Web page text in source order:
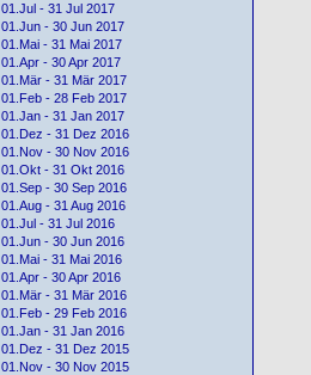
01.Jul - 31 Jul 2017
01.Jun - 30 Jun 2017
01.Mai - 31 Mai 2017
01.Apr - 30 Apr 2017
01.Mär - 31 Mär 2017
01.Feb - 28 Feb 2017
01.Jan - 31 Jan 2017
01.Dez - 31 Dez 2016
01.Nov - 30 Nov 2016
01.Okt - 31 Okt 2016
01.Sep - 30 Sep 2016
01.Aug - 31 Aug 2016
01.Jul - 31 Jul 2016
01.Jun - 30 Jun 2016
01.Mai - 31 Mai 2016
01.Apr - 30 Apr 2016
01.Mär - 31 Mär 2016
01.Feb - 29 Feb 2016
01.Jan - 31 Jan 2016
01.Dez - 31 Dez 2015
01.Nov - 30 Nov 2015